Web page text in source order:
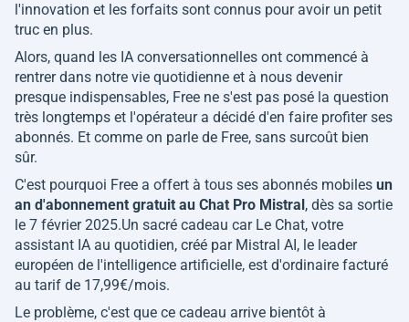
l'innovation et les forfaits sont connus pour avoir un petit
truc en plus.
Alors, quand les IA conversationnelles ont commencé à
rentrer dans notre vie quotidienne et à nous devenir
presque indispensables, Free ne s'est pas posé la question
très longtemps et l'opérateur a décidé d'en faire profiter ses
abonnés. Et comme on parle de Free, sans surcoût bien
sûr.
C'est pourquoi Free a offert à tous ses abonnés mobiles un
an d'abonnement gratuit au Chat Pro Mistral, dès sa sortie
le 7 février 2025.Un sacré cadeau car Le Chat, votre
assistant IA au quotidien, créé par Mistral AI, le leader
européen de l'intelligence artificielle, est d'ordinaire facturé
au tarif de 17,99€/mois.
Le problème, c'est que ce cadeau arrive bientôt à